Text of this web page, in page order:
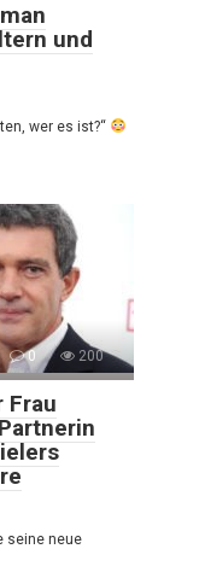
und
wer es ist?“
0 200
Frau
seine neue